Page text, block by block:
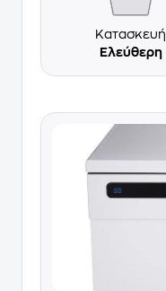
Κατασκευή
Ελεύθερη